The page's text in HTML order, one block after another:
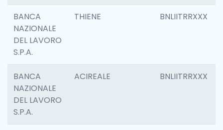
BANCA
NAZIONALE
DEL LAVORO
S.P.A.
THIENE BNLIITRRXXX
BANCA
NAZIONALE
DEL LAVORO
S.P.A.
ACIREALE BNLIITRRXXX